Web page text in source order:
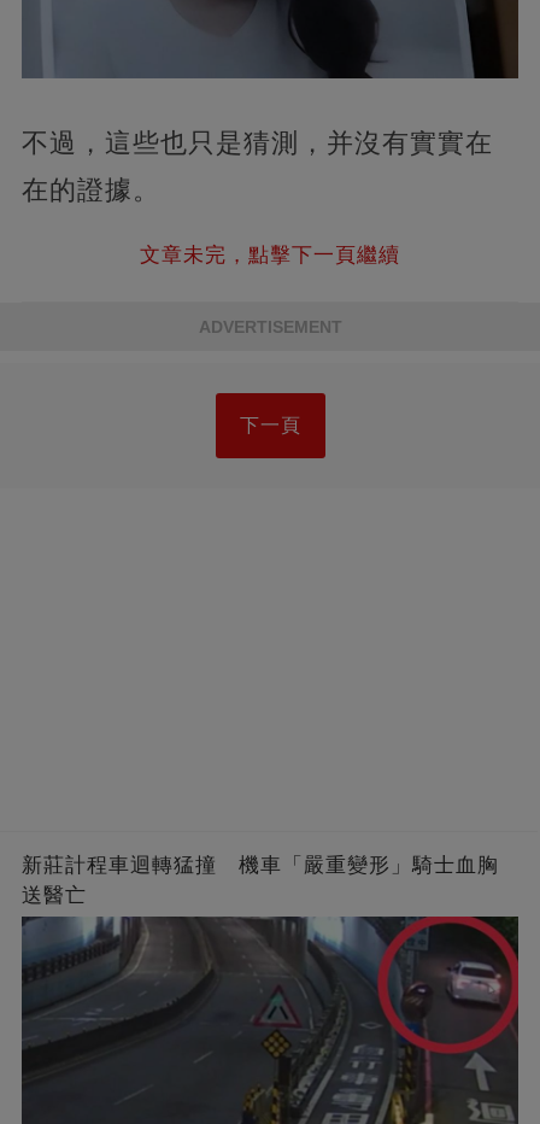
不過，這些也只是猜測，并沒有實實在
在的證據。
文章未完，點擊下一頁繼續
ADVERTISEMENT
下一頁
新莊計程車迴轉猛撞 機車「嚴重變形」騎士血胸
送醫亡